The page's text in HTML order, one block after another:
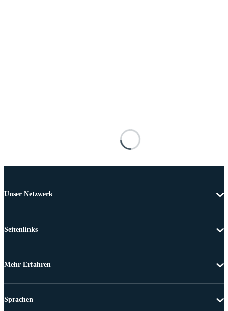
Unser Netzwerk
Seitenlinks
Mehr Erfahren
Sprachen